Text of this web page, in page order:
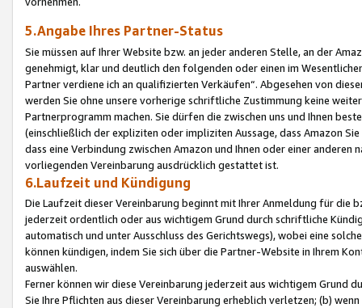
5.Angabe Ihres Partner-Status
Sie müssen auf Ihrer Website bzw. an jeder anderen Stelle, an der
genehmigt, klar und deutlich den folgenden oder einen im
Partner verdiene ich an qualifizierten Verkäufen“. Abgesehen von
werden Sie ohne unsere vorherige schriftliche Zustimmung keine
Partnerprogramm machen. Sie dürfen die zwischen uns und Ihnen
(einschließlich der expliziten oder impliziten Aussage, dass Amazon
dass eine Verbindung zwischen Amazon und Ihnen oder einer
vorliegenden Vereinbarung ausdrücklich gestattet ist.
6.Laufzeit und Kündigung
Die Laufzeit dieser Vereinbarung beginnt mit Ihrer Anmeldung für die
jederzeit ordentlich oder aus wichtigem Grund durch schriftliche
automatisch und unter Ausschluss des Gerichtswegs), wobei eine
können kündigen, indem Sie sich über die Partner-Website in Ihrem
auswählen.
Ferner können wir diese Vereinbarung jederzeit aus wichtigem Grund
Sie Ihre Pflichten aus dieser Vereinbarung erheblich verletzen; (b)